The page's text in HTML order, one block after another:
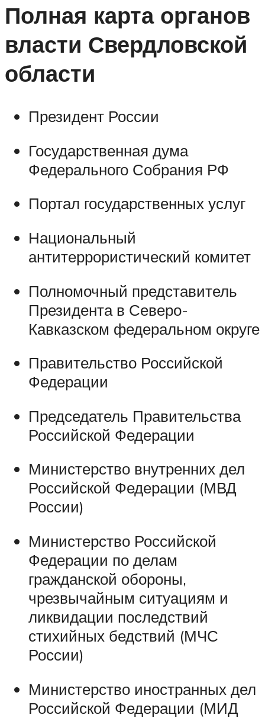
Полная карта органов
власти Свердловской
области
Президент России
Государственная дума
Федерального Собрания РФ
Портал государственных услуг
Национальный
антитеррористический комитет
Полномочный представитель
Президента в Северо-
Кавказском федеральном округе
Правительство Российской
Федерации
Председатель Правительства
Российской Федерации
Министерство внутренних дел
Российской Федерации (МВД
России)
Министерство Российской
Федерации по делам
гражданской обороны,
чрезвычайным ситуациям и
ликвидации последствий
стихийных бедствий (МЧС
России)
Министерство иностранных дел
Российской Федерации (МИД